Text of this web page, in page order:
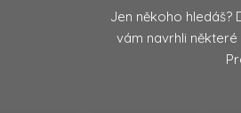
Jen někoho hledáš?
vám navrhli